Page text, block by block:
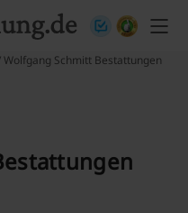
Wolfgang Schmitt Bestattungen